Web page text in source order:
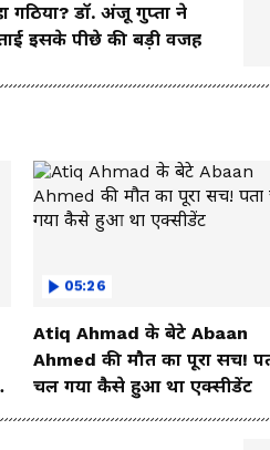
गठिया? डॉ. अंजू गुप्ता ने
इसके पीछे की बड़ी वजह
05:26
Atiq Ahmad के बेटे Abaan
Ahmed की मौत का पूरा सच!
चल गया कैसे हुआ था एक्सीडेंट